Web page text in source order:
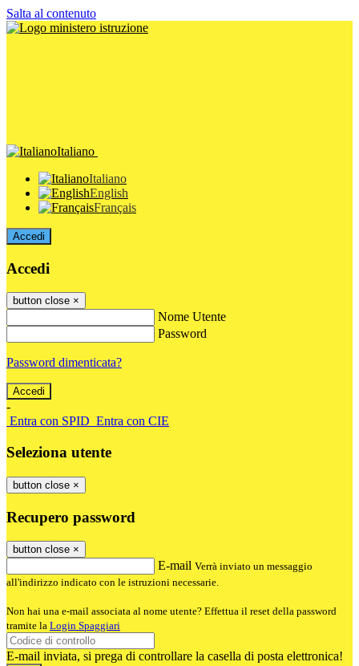
Salta al contenuto
Italiano
Italiano
English
Français
Accedi
Accedi
button close ×
Nome Utente
Password
Password dimenticata?
-
Entra con SPID Entra con CIE
Seleziona utente
button close ×
Recupero password
button close ×
E-mail Verrà inviato un messaggio
all'indirizzo indicato con le istruzioni necessarie.
Non hai una e-mail associata al nome utente? Effettua il reset della password
tramite la Login Spaggiari
E-mail inviata, si prega di controllare la casella di posta elettronica!